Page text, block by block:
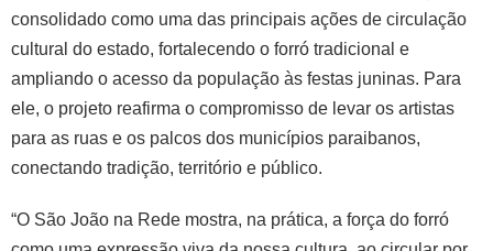
consolidado como uma das principais ações de circulação
cultural do estado, fortalecendo o forró tradicional e
ampliando o acesso da população às festas juninas. Para
ele, o projeto reafirma o compromisso de levar os artistas
para as ruas e os palcos dos municípios paraibanos,
conectando tradição, território e público.
“O São João na Rede mostra, na prática, a força do forró